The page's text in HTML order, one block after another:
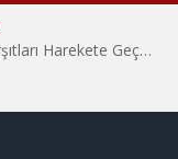
Hiroşima’nın 81. Yılında İtalyan Savaş Karşıtları Harekete Geçti: “Hatırlamak yeterli değil”